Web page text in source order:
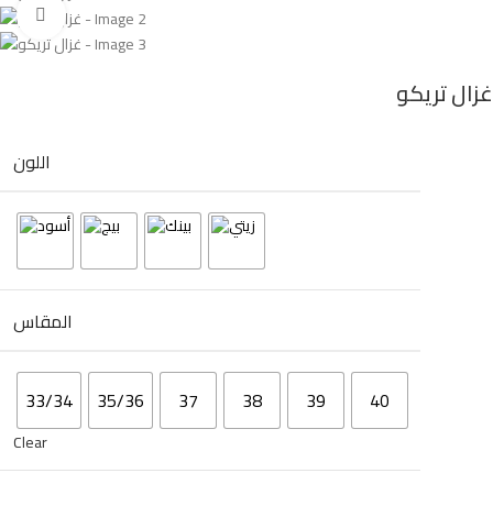
Click to enlarge
غزال تريكو
اللون
المقاس
33/34 35/36 37 38 39 40
Clear